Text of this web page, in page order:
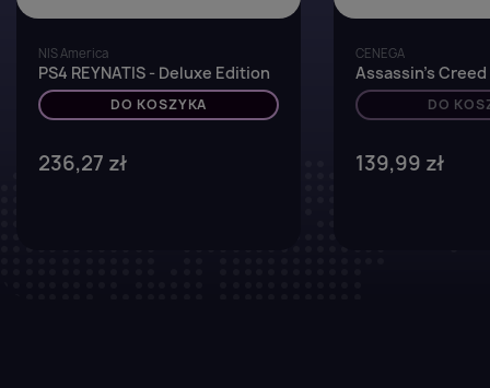
NIS America
PS4 REYNATIS - Deluxe Edition
DO KOSZYKA
236,27 zł
CENEGA
Assassin's Creed
DO
139,99 zł